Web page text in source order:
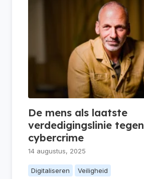
De mens als laatste
verdedigingslinie tegen
cybercrime
14 augustus, 2025
Digitaliseren Veiligheid